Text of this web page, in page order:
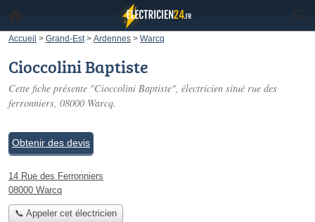
Accueil > Grand-Est > Ardennes > Warcq
Cioccolini Baptiste
Cette fiche présente "Cioccolini Baptiste", électricien situé rue des
ferronniers, 08000 Warcq.
Obtenir des devis
14 Rue des Ferronniers
08000 Warcq
📞 Appeler cet électricien